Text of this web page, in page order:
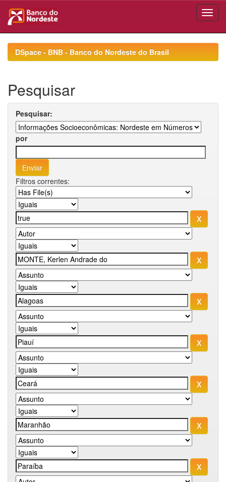
navigationDSpace - BNB - Banco do Nordeste do Brasil
Pesquisar
Pesquisar:
por
Filtros correntes: